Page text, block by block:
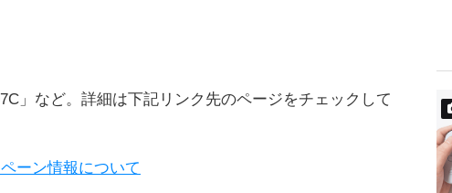
」など。詳細は下記リンク先のページをチェックして
ーン情報について